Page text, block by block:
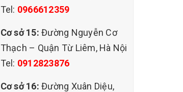
Tel: 0966612359
Cơ sở 15: Đường Nguyễn Cơ
Thạch – Quận Từ Liêm, Hà Nội
Tel: 0912823876
Cơ sở 16: Đường Xuân Diệu,